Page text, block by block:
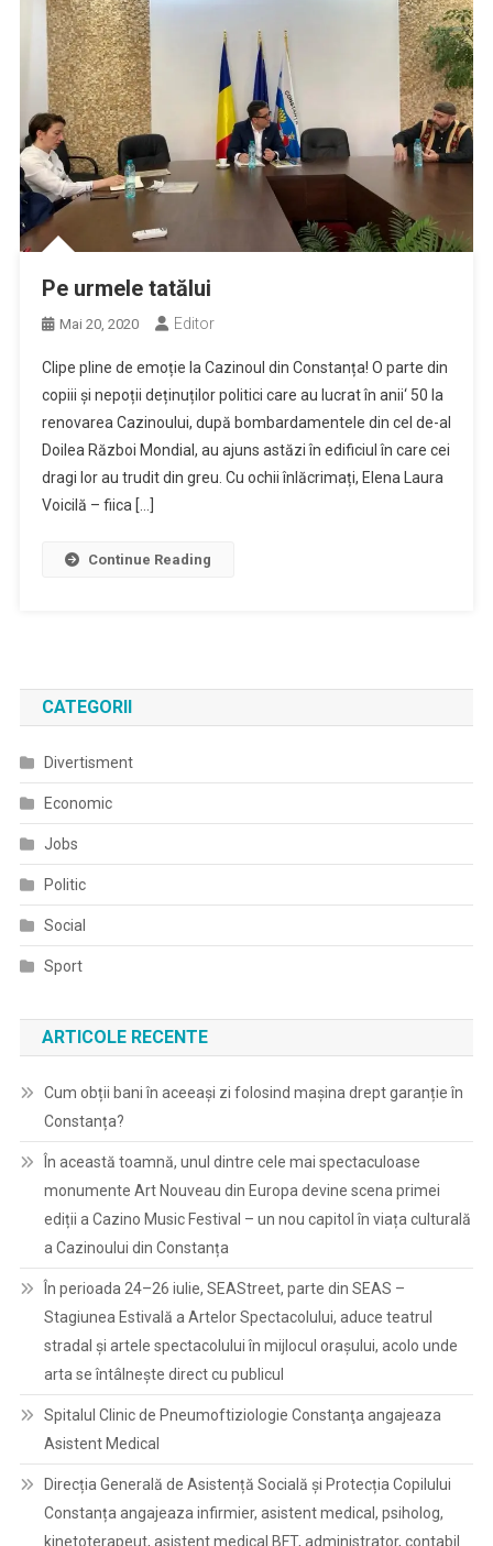
Pe urmele tatălui
Mai 20, 2020 Editor
Clipe pline de emoție la Cazinoul din Constanța! O parte din
copiii și nepoții deținuților politici care au lucrat în anii‘ 50 la
renovarea Cazinoului, după bombardamentele din cel de-al
Doilea Război Mondial, au ajuns astăzi în edificiul în care cei
dragi lor au trudit din greu. Cu ochii înlăcrimați, Elena Laura
Voicilă – fiica […]
Continue Reading
CATEGORII
Divertisment
Economic
Jobs
Politic
Social
Sport
ARTICOLE RECENTE
Cum obții bani în aceeași zi folosind mașina drept garanție în
Constanța?
În această toamnă, unul dintre cele mai spectaculoase
monumente Art Nouveau din Europa devine scena primei
ediții a Cazino Music Festival – un nou capitol în viața culturală
a Cazinoului din Constanța
În perioada 24–26 iulie, SEAStreet, parte din SEAS –
Stagiunea Estivală a Artelor Spectacolului, aduce teatrul
stradal și artele spectacolului în mijlocul orașului, acolo unde
arta se întâlnește direct cu publicul
Spitalul Clinic de Pneumoftiziologie Constanţa angajeaza
Asistent Medical
Direcția Generală de Asistență Socială și Protecția Copilului
Constanța angajeaza infirmier, asistent medical, psiholog,
kinetoterapeut, asistent medical BFT, administrator, contabil